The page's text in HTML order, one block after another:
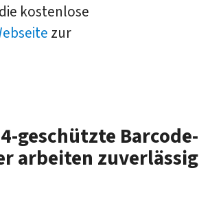
kostenlose
zur
geschützte Barcode-
arbeiten zuverlässig